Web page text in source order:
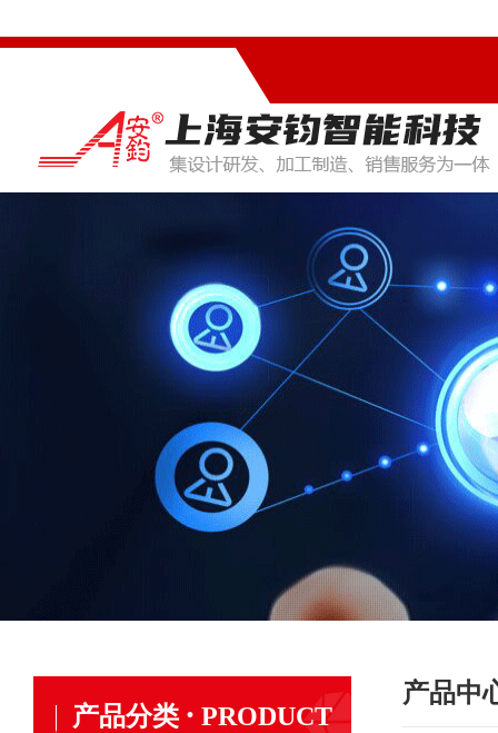
产品分类 · PRODUCT
产品中